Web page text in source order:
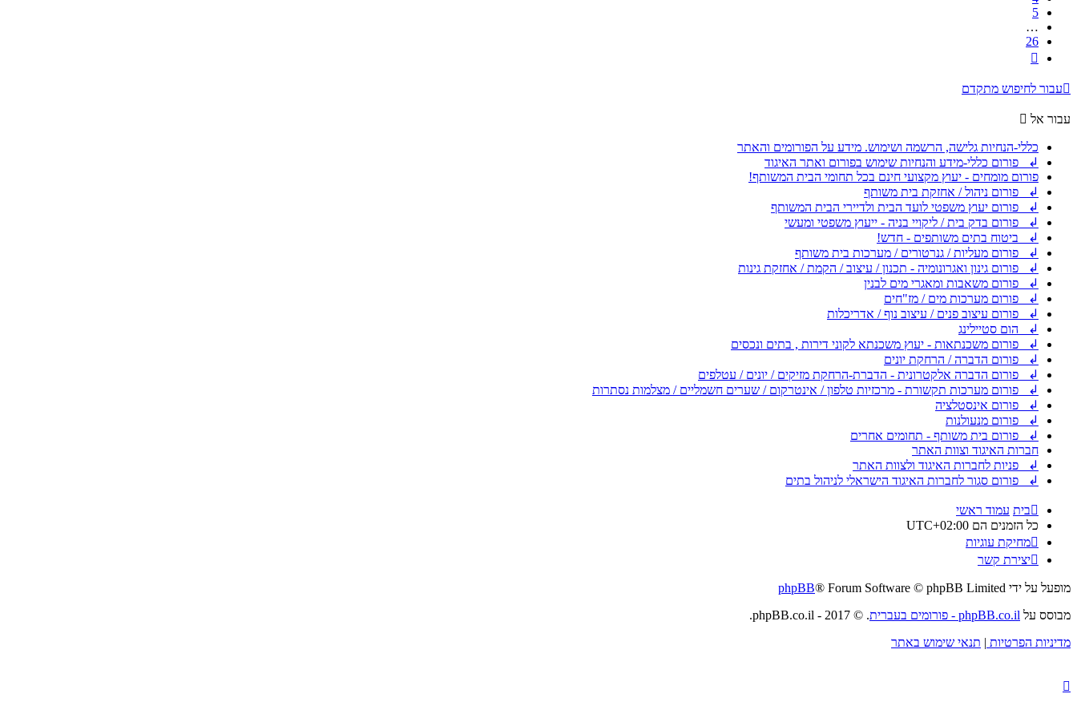
5
…
26
עבור לחיפוש מתקדם
עבור אל
כללי-הנחיות גלישה, הרשמה ושימוש. מידע על הפורומים והאתר
↲ פורום כללי-מידע והנחיות שימוש בפורום ואתר האיגוד
פורום מומחים - יעוץ מקצועי חינם בכל תחומי הבית המשותף!
↲ פורום ניהול / אחזקת בית משותף
↲ פורום יעוץ משפטי לועד הבית ולדיירי הבית המשותף
↲ פורום בדק בית / ליקויי בניה - ייעוץ משפטי ומעשי
↲ ביטוח בתים משותפים - חדש!
↲ פורום מעליות / גנרטורים / מערכות בית משותף
↲ פורום גינון ואגרונומיה - תכנון / עיצוב / הקמת / אחזקת גינות
↲ פורום משאבות ומאגרי מים לבנין
↲ פורום מערכות מים / מז"חים
↲ פורום עיצוב פנים / עיצוב נוף / אדריכלות
↲ הום סטיילינג
↲ פורום משכנתאות - יעוץ משכנתא לקוני דירות , בתים ונכסים
↲ פורום הדברה / הרחקת יונים
↲ פורום הדברה אלקטרונית - הדברת-הרחקת מזיקים / יונים / עטלפים
↲ פורום מערכות תקשורת - מרכזיות טלפון / אינטרקום / שערים חשמליים / מצלמות נסתרות
↲ פורום אינסטלציה
↲ פורום מנעולנות
↲ פורום בית משותף - תחומים אחרים
חברות האיגוד וצוות האתר
↲ פניות לחברות האיגוד ולצוות האתר
↲ פורום סגור לחברות האיגוד הישראלי לניהול בתים
בית עמוד ראשי
כל הזמנים הם UTC+02:00
מחיקת עוגיות
יצירת קשר
מופעל על ידי phpBB® Forum Software © phpBB Limited
מבוסס על phpBB.co.il - פורומים בעברית
. © 2017 - phpBB.co.il.
מדיניות הפרטיות
תנאי שימוש באתר